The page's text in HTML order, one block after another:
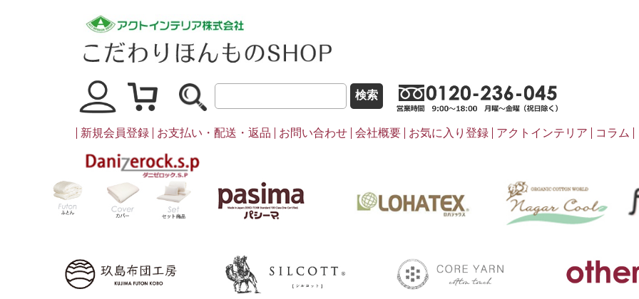
マイページ買い物かご
新規会員登録 お支払い・配送・返品 お問い合わせ 会社概要 お気に入り登録 アクトインテリア コラム
セット商品
LOHATEX